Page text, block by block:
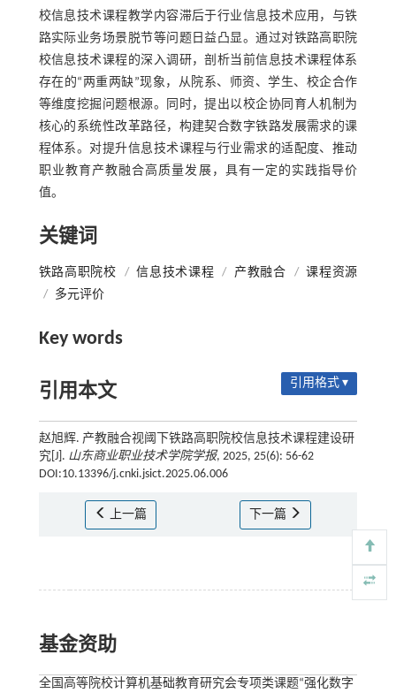
校信息技术课程教学内容滞后于行业信息技术应用，与铁
路实际业务场景脱节等问题日益凸显。通过对铁路高职院
校信息技术课程的深入调研，剖析当前信息技术课程体系
存在的“两重两缺”现象，从院系、师资、学生、校企合作
等维度挖掘问题根源。同时，提出以校企协同育人机制为
核心的系统性改革路径，构建契合数字铁路发展需求的课
程体系。对提升信息技术课程与行业需求的适配度、推动
职业教育产教融合高质量发展，具有一定的实践指导价
值。
关键词
铁路高职院校 / 信息技术课程 / 产教融合 / 课程资源
/
多元评价
Key words
引用本文 引用格式 ▾
赵旭辉. 产教融合视阈下铁路高职院校信息技术课程建设研
究[J]. 山东商业职业技术学院学报, 2025, 25(6): 56-62
DOI:10.13396/j.cnki.jsict.2025.06.006
上一篇 下一篇
基金资助
全国高等院校计算机基础教育研究会专项类课题“强化数字